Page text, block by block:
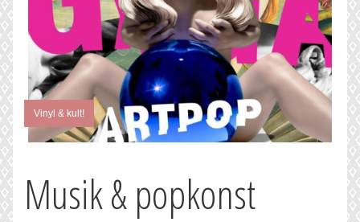
Vinyl & kult!
Musik & popkonst